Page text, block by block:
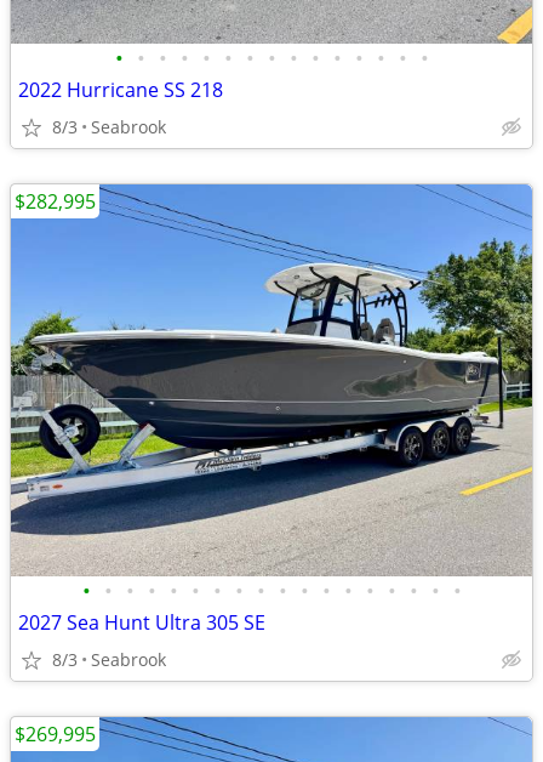
• • • • • • • • • • • • • • •
2022 Hurricane SS 218
8/3 Seabrook
• • • • • • • • • • • • • • • • • •
2027 Sea Hunt Ultra 305 SE
8/3 Seabrook
$282,995
$269,995